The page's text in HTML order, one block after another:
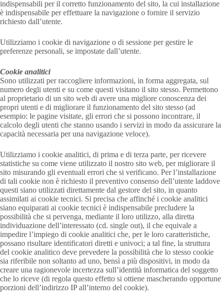
indispensabili per il corretto funzionamento del sito, la cui installazione
è indispensabile per effettuare la navigazione o fornire il servizio
richiesto dall’utente.
Utilizziamo i cookie di navigazione o di sessione per gestire le
preferenze personali, se impostate dall’utente.
Cookie analitici
Sono utilizzati per raccogliere informazioni, in forma aggregata, sul
numero degli utenti e su come questi visitano il sito stesso. Permettono
al proprietario di un sito web di avere una migliore conoscenza dei
propri utenti e di migliorare il funzionamento del sito stesso (ad
esempio: le pagine visitate, gli errori che si possono incontrare, il
calcolo degli utenti che stanno usando i servizi in modo da assicurare la
capacità necessaria per una navigazione veloce).
Utilizziamo i cookie analitici, di prima e di terza parte, per ricevere
statistiche su come viene utilizzato il nostro sito web, per migliorare il
sito misurando gli eventuali errori che si verificano. Per l’installazione
di tali cookie non è richiesto il preventivo consenso dell’utente laddove
questi siano utilizzati direttamente dal gestore del sito, in quanto
assimilati ai cookie tecnici. Si precisa che affinché i cookie analitici
siano equiparati ai cookie tecnici è indispensabile precludere la
possibilità che si pervenga, mediante il loro utilizzo, alla diretta
individuazione dell’interessato (cd. single out), il che equivale a
impedire l’impiego di cookie analitici che, per le loro caratteristiche,
possano risultare identificatori diretti e univoci; a tal fine, la struttura
del cookie analitico deve prevedere la possibilità che lo stesso cookie
sia riferibile non soltanto ad uno, bensì a più dispositivi, in modo da
creare una ragionevole incertezza sull’identità informatica del soggetto
che lo riceve (di regola questo effetto si ottiene mascherando opportune
porzioni dell’indirizzo IP all’interno del cookie).